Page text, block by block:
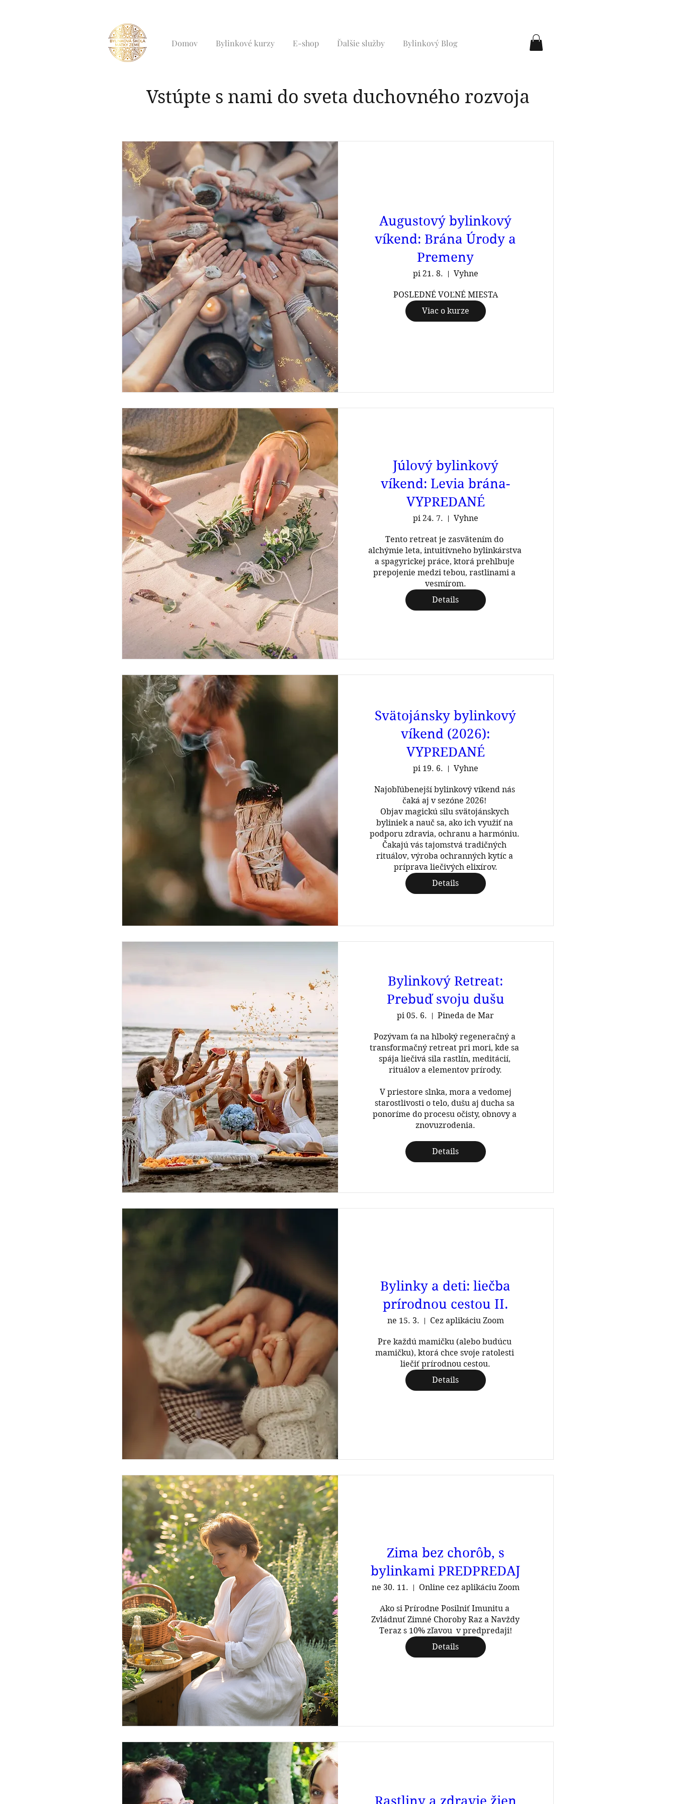
Domov Bylinkové kurzy E-shop Ďalšie služby Bylinkový Blog
Vstúpte s nami do sveta duchovného rozvoja
Augustový bylinkový
víkend: Brána Úrody a
Premeny
pi 21. 8. Vyhne
POSLEDNÉ VOĽNÉ MIESTA
Viac o kurze
Júlový bylinkový
víkend: Levia brána-
VYPREDANÉ
pi 24. 7. Vyhne
Tento retreat je zasvätením do
alchýmie leta, intuitívneho bylinkárstva
a spagyrickej práce, ktorá prehlbuje
prepojenie medzi tebou, rastlinami a
vesmírom.
Details
Svätojánsky bylinkový
víkend (2026):
VYPREDANÉ
pi 19. 6. Vyhne
Najobľúbenejší bylinkový víkend nás
čaká aj v sezóne 2026!
Objav magickú silu svätojánskych
byliniek a nauč sa, ako ich využiť na
podporu zdravia, ochranu a harmóniu.
Čakajú vás tajomstvá tradičných
rituálov, výroba ochranných kytíc a
príprava liečivých elixírov.
Details
Bylinkový Retreat:
Prebuď svoju dušu
pi 05. 6. Pineda de Mar
Pozývam ťa na hlboký regeneračný a
transformačný retreat pri mori, kde sa
spája liečivá sila rastlín, meditácií,
rituálov a elementov prírody.
starostlivosti o telo, dušu aj ducha sa
ponoríme do procesu očisty, obnovy a
znovuzrodenia.
Details
Bylinky a deti: liečba
prírodnou cestou II.
ne 15. 3. Cez aplikáciu Zoom
Pre každú mamičku (alebo budúcu
mamičku), ktorá chce svoje ratolesti
liečiť prírodnou cestou.
Details
Zima bez chorôb, s
bylinkami PREDPREDAJ
ne 30. 11. Online cez aplikáciu Zoom
Ako si Prírodne Posilniť Imunitu a
Zvládnuť Zimné Choroby Raz a Navždy
Teraz s 10% zľavou  v predpredaji!
Details